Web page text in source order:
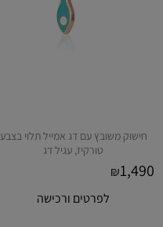
חישוק משובץ עם דג אמייל תלוי בצבע
טורקיז, עגיל דג
₪1,490
לפרטים ורכישה